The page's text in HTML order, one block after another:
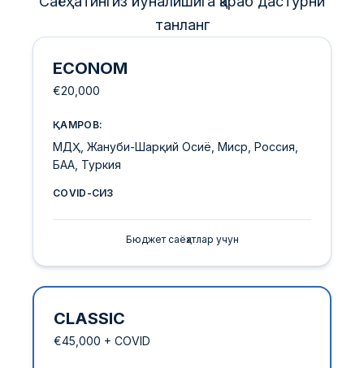
танланг
ECONOM
€20,000
ҚАМРОВ:
МДҲ, Жануби-Шарқий Осиё, Миср, Россия,
БАА, Туркия
COVID-СИЗ
Бюджет саёҳатлар учун
CLASSIC
€45,000 + COVID